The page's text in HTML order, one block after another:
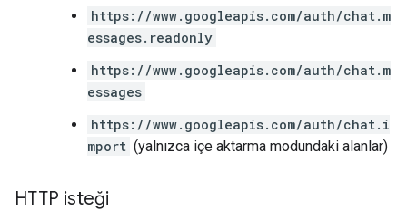
https://www.googleapis.com/auth/chat.m
essages.readonly
https://www.googleapis.com/auth/chat.m
essages
https://www.googleapis.com/auth/chat.i
mport (yalnızca içe aktarma modundaki alanlar)
HTTP isteği